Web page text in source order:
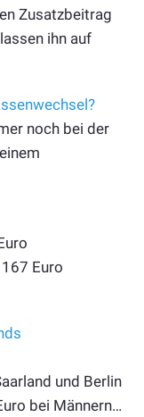
Zusatzbeitrag
ihn auf
noch bei der
Euro
und Berlin
bei Männern…